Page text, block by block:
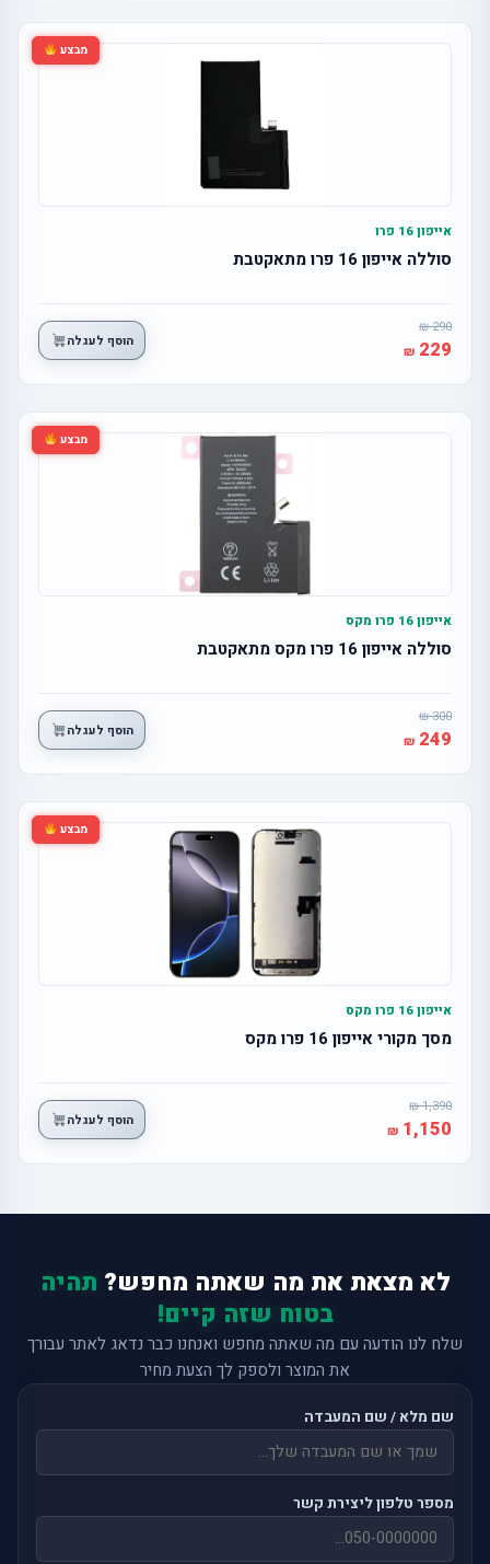
מבצע
אייפון 16 פרו
סוללה אייפון 16 פרו מתאקטבת
290
229 הוסף לעגלה
מבצע
אייפון 16 פרו מקס
סוללה אייפון 16 פרו מקס מתאקטבת
300
249 הוסף לעגלה
מבצע
אייפון 16 פרו מקס
מסך מקורי אייפון 16 פרו מקס
1,390
1,150 הוסף לעגלה
לא מצאת את מה שאתה מחפש? תהיה
בטוח שזה קיים!
שלח לנו הודעה עם מה שאתה מחפש ואנחנו כבר נדאג לאתר עבורך
את המוצר ולספק לך הצעת מחיר
שם מלא / שם המעבדה
מספר טלפון ליצירת קשר